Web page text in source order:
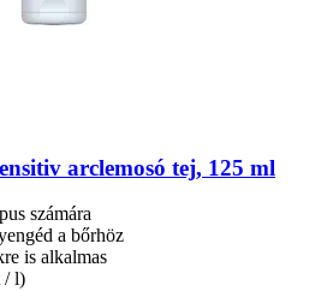
arclemosó tej, 125 ml
számára
a bőrhöz
is alkalmas
/ l)